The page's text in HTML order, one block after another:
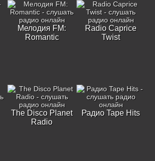
Мелодия FM:
Romantic
Radio Caprice
Twist
The Disco Planet
Radio
Радио Tape Hits